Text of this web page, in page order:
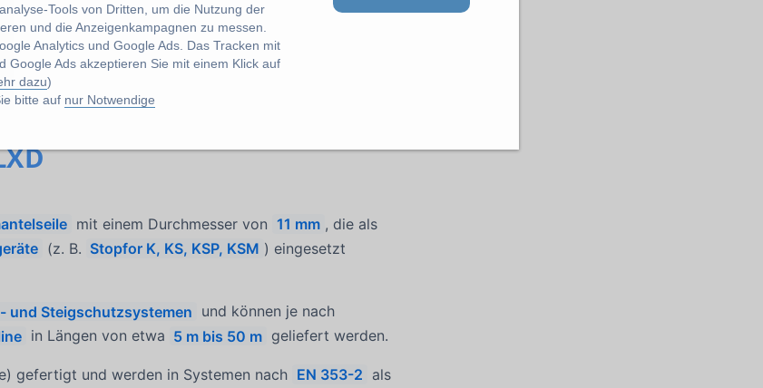
Tools von Dritten, um die Nutzung der
und die Anzeigenkampagnen zu messen.
Analytics und Google Ads. Das Tracken mit
Google Ads akzeptieren Sie mit einem Klick auf
dazu)
bitte auf nur Notwendige
mit einem Durchmesser von 11 mm , die als
(z. B. Stopfor K, KS, KSP, KSM ) eingesetzt
und Steigschutzsystemen und können je nach
in Längen von etwa 5 m bis 50 m geliefert werden.
gefertigt und werden in Systemen nach EN 353-2 als